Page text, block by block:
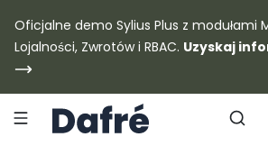
Dafre
Oficjalne demo Sylius Plus z modułami
Lojalności, Zwrotów i RBAC. Uzyskaj